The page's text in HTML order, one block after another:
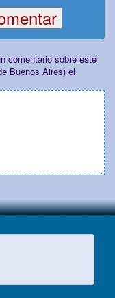
comentario sobre este
Buenos Aires) el